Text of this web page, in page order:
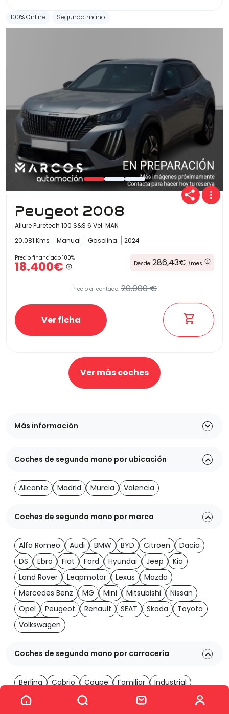
Ver los 2060 coches
100% Online Segunda mano
Peugeot 2008
Allure Puretech 100 S&S 6 Vel. MAN
20.081 Kms
Manual Gasolina 2024
Precio financiado 100%
18.400€ Desde 286,43€ /mes
Precio al contado: 20.000 €
Ver ficha
Ver más coches
Más información
Coches de segunda mano por ubicación
Alicante Madrid Murcia Valencia
Coches de segunda mano por marca
Alfa Romeo Audi BMW BYD Citroen
Dacia
DS
Ebro Fiat Ford Hyundai Jeep
Kia
Land Rover
Leapmotor Lexus
Mazda
Mercedes Benz
MG Mini Mitsubishi
Nissan
Opel
Peugeot Renault SEAT Skoda
Toyota
Volkswagen
Coches de segunda mano por carrocería
Berlina Cabrio Coupe Familiar
Industrial
Monovolumen
Todoterreno